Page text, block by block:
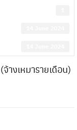
างเหมารายเดือน)